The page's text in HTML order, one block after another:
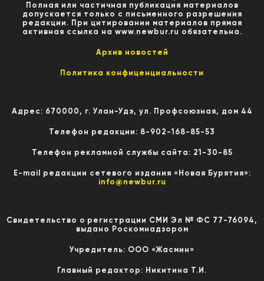
Полная или частичная публикация материалов
допускается только с письменного разрешения
редакции. При цитировании материалов прямая
активная ссылка на www.newbur.ru обязательна.
Архив новостей
Политика конфиценциальности
Адрес: 670000, г. Улан-Удэ, ул. Профсоюзная, дом 44
Телефон редакции: 8-902-168-85-53
Телефон рекламной службы сайта: 21-30-85
E-mail редакции сетевого издания «Новая Бурятия»:
info@newbur.ru
Свидетельство о регистрации СМИ Эл № ФС 77-76094,
выдано Роскомнадзором
Учредитель: ООО «Жасмин»
Главный редактор: Никитина Т.И.